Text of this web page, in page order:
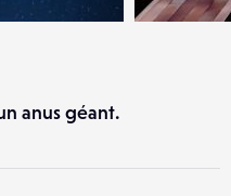
anus géant.